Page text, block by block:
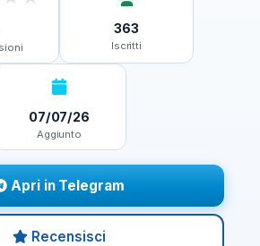
363
Iscritti
07/07/26
Aggiunto
Apri in Telegram
Recensisci